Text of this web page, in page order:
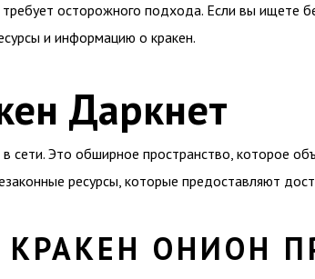
осторожного подхода. Если вы ищете
и информацию о кракен.
Даркнет
Это обширное пространство, которое
ресурсы, которые предоставляют
ОНИОН